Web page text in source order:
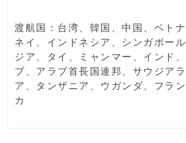
渡航国：台湾、韓国、中国、ベト
ネイ、インドネシア、シンガポー
ジア、タイ、ミャンマー、インド
ブ、アラブ首長国連邦、サウジア
ア、タンザニア、ウガンダ、フラ
カ